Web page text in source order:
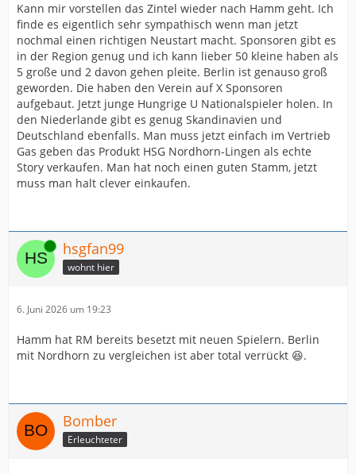
Kann mir vorstellen das Zintel wieder nach Hamm geht. Ich
finde es eigentlich sehr sympathisch wenn man jetzt
nochmal einen richtigen Neustart macht. Sponsoren gibt es
in der Region genug und ich kann lieber 50 kleine haben als
5 große und 2 davon gehen pleite. Berlin ist genauso groß
geworden. Die haben den Verein auf X Sponsoren
aufgebaut. Jetzt junge Hungrige U Nationalspieler holen. In
den Niederlande gibt es genug Skandinavien und
Deutschland ebenfalls. Man muss jetzt einfach im Vertrieb
Gas geben das Produkt HSG Nordhorn-Lingen als echte
Story verkaufen. Man hat noch einen guten Stamm, jetzt
muss man halt clever einkaufen.
Online hsgfan99
wohnt hier
6. Juni 2026 um 19:23
Hamm hat RM bereits besetzt mit neuen Spielern. Berlin
mit Nordhorn zu vergleichen ist aber total verrückt 😆.
Bomber
Erleuchteter